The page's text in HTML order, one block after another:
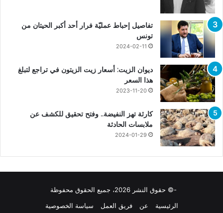
تفاصيل إحباط عمليّة فرار أحد أكبر الحيتان من
تونس
2024-02-11
ديوان الزيت: أسعار زيت الزيتون في تراجع لتبلغ
هذا السعر
2023-11-20
كارثة تهز النفيضة.. وفتح تحقيق للكشف عن
ملابسات الحادثة
2024-01-29
-© حقوق النشر 2026، جميع الحقوق محفوظة
الرئيسية
عن فريق العمل سياسة الخصوصية